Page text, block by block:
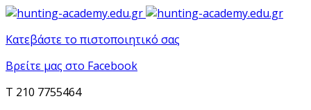
Κατεβάστε το πιστοποιητικό σας
Βρείτε μας στο Facebook
T 210 7755464